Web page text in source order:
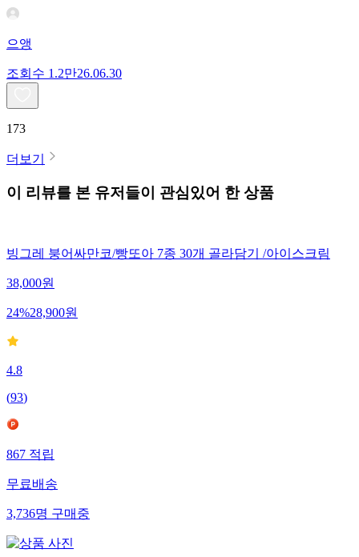
으앵
조회수 1.2만26.06.30
173
더보기
이 리뷰를 본 유저들이 관심있어 한 상품
빙그레 붕어싸만코/빵또아 7종 30개 골라담기 /아이스크림
38,000원
24%28,900원
4.8
(93)
867 적립
무료배송
3,736명 구매중